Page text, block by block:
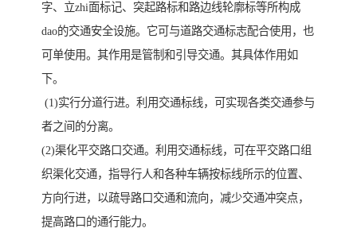
字、立zhi面标记、突起路标和路边线轮廓标等所构成
dao的交通安全设施。它可与道路交通标志配合使用，也
可单使用。其作用是管制和引导交通。其具体作用如
下。
(1)实行分道行进。利用交通标线，可实现各类交通参与
者之间的分离。
(2)渠化平交路口交通。利用交通标线，可在平交路口组
织渠化交通，指导行人和各种车辆按标线所示的位置、
方向行进，以疏导路口交通和流向，减少交通冲突点，
提高路口的通行能力。